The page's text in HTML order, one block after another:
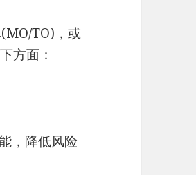
TO)，或
方面：
，降低风险